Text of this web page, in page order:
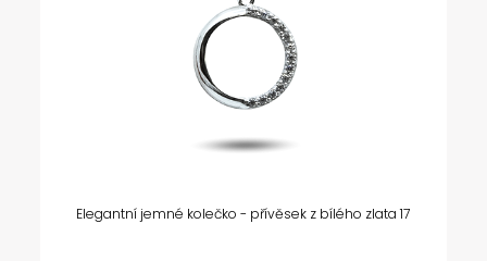
Elegantní jemné kolečko - přívěsek z bílého zlata 17